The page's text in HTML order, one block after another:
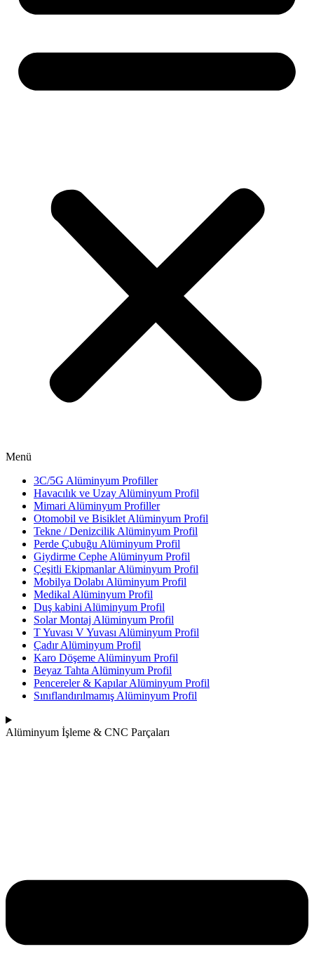
Menü
3C/5G Alüminyum Profiller
Havacılık ve Uzay Alüminyum Profil
Mimari Alüminyum Profiller
Otomobil ve Bisiklet Alüminyum Profil
Tekne / Denizcilik Alüminyum Profil
Perde Çubuğu Alüminyum Profil
Giydirme Cephe Alüminyum Profil
Çeşitli Ekipmanlar Alüminyum Profil
Mobilya Dolabı Alüminyum Profil
Medikal Alüminyum Profil
Duş kabini Alüminyum Profil
Solar Montaj Alüminyum Profil
T Yuvası V Yuvası Alüminyum Profil
Çadır Alüminyum Profil
Karo Döşeme Alüminyum Profil
Beyaz Tahta Alüminyum Profil
Pencereler & Kapılar Alüminyum Profil
Sınıflandırılmamış Alüminyum Profil
Alüminyum İşleme & CNC Parçaları